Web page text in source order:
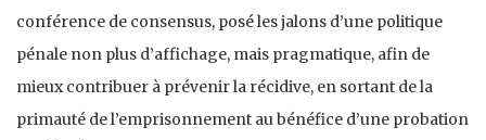
conférence de consensus, posé les jalons d’une politique
pénale non plus d’affichage, mais pragmatique, afin de
mieux contribuer à prévenir la récidive, en sortant de la
primauté de l’emprisonnement au bénéfice d’une probation